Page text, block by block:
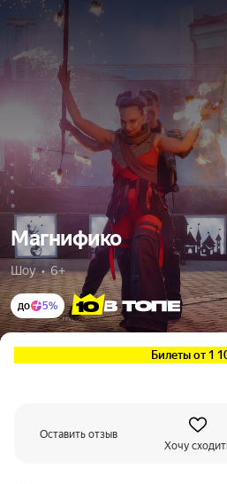
Магнифико
Шоу  •  6+
до 5%
Билеты от 1
Оставить отзыв
Хочу